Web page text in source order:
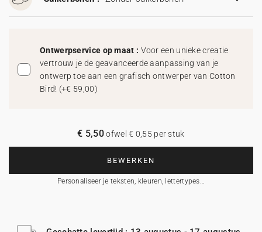
Ontwerpservice op maat : Voor een unieke creatie
vertrouw je de geavanceerde aanpassing van je
ontwerp toe aan een grafisch ontwerper van Cotton
Bird! (+€ 59,00)
BEWERKEN
Personaliseer je teksten, kleuren, lettertypes…
€ 5,50ofwel € 0,55 per stuk